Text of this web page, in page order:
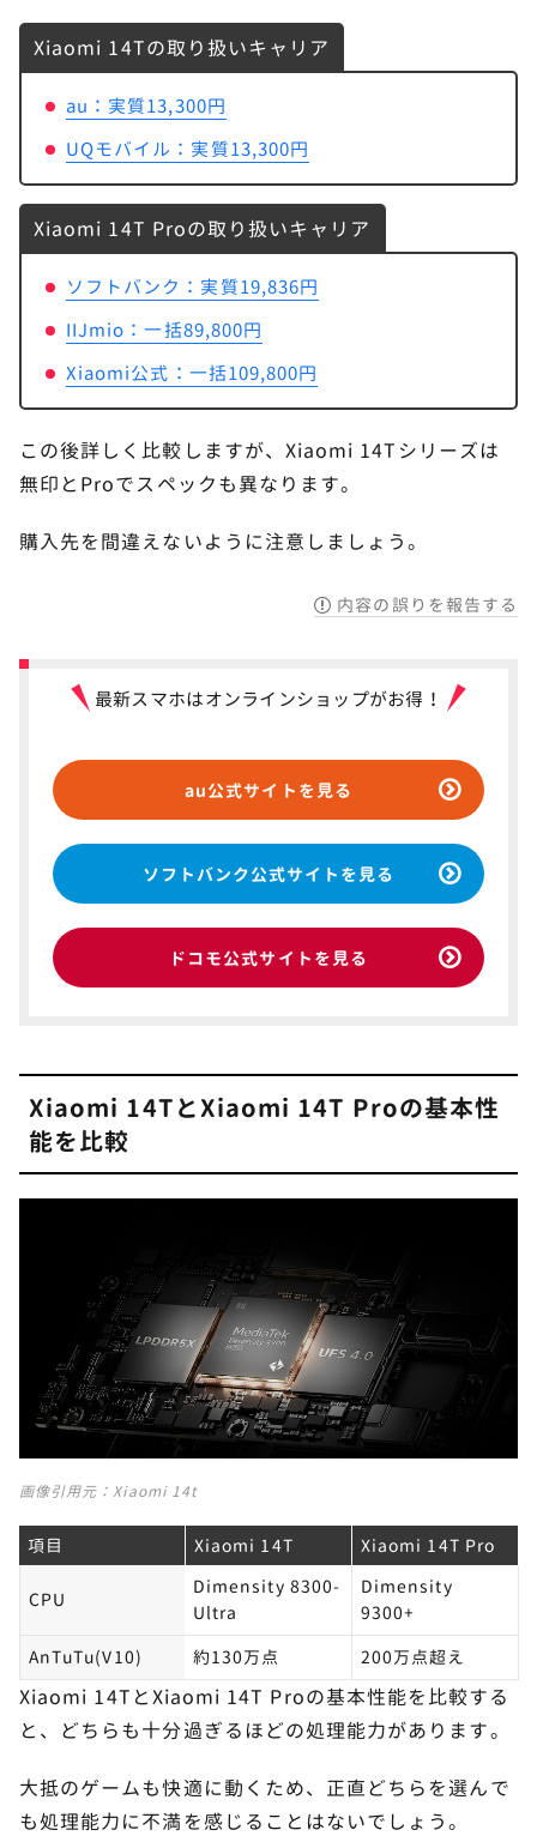
Xiaomi 14Tの取り扱いキャリア
au：実質13,300円
UQモバイル：実質13,300円
Xiaomi 14T Proの取り扱いキャリア
ソフトバンク：実質19,836円
IIJmio：一括89,800円
Xiaomi公式：一括109,800円
この後詳しく比較しますが、Xiaomi 14Tシリーズは
無印とProでスペックも異なります。
購入先を間違えないように注意しましょう。
内容の誤りを報告する
最新スマホはオンラインショップがお得！
au公式サイトを見る
ソフトバンク公式サイトを見る
ドコモ公式サイトを見る
Xiaomi 14TとXiaomi 14T Proの基本性
能を比較
画像引用元：Xiaomi 14t
項目 Xiaomi 14T Xiaomi 14T Pro
CPU
Dimensity 8300-
Ultra
Dimensity
9300+
AnTuTu(V10)
約130万点 200万点超え
Xiaomi 14TとXiaomi 14T Proの基本性能を比較する
と、どちらも十分過ぎるほどの処理能力があります。
大抵のゲームも快適に動くため、正直どちらを選んで
も処理能力に不満を感じることはないでしょう。